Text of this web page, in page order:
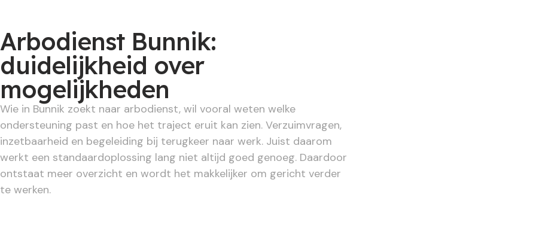
Arbodienst Bunnik:
duidelijkheid over
mogelijkheden
Wie in Bunnik zoekt naar arbodienst, wil vooral weten welke
ondersteuning past en hoe het traject eruit kan zien. Verzuimvragen,
inzetbaarheid en begeleiding bij terugkeer naar werk. Juist daarom
werkt een standaardoplossing lang niet altijd goed genoeg. Daardoor
ontstaat meer overzicht en wordt het makkelijker om gericht verder
te werken.